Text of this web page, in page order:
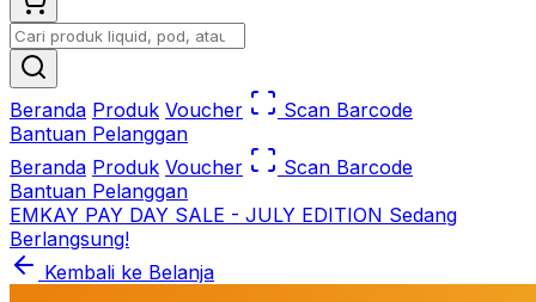
Beranda Produk Voucher
Scan Barcode
Bantuan Pelanggan
Beranda Produk Voucher
Scan Barcode
Bantuan Pelanggan
EMKAY PAY DAY SALE - JULY EDITION Sedang
Berlangsung!
Kembali ke Belanja